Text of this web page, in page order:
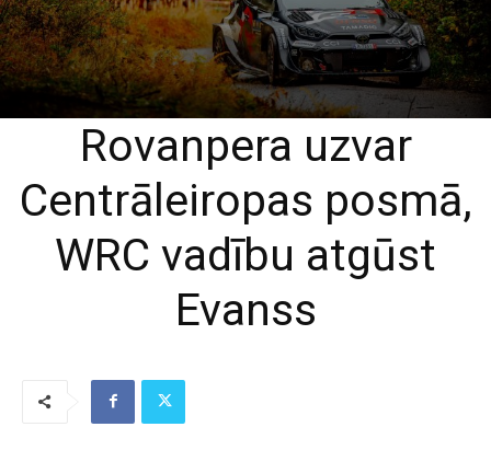
Rovanpera uzvar
Centrāleiropas posmā,
WRC vadību atgūst
Evanss